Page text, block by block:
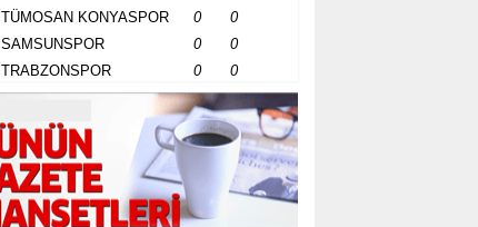
TÜMOSAN KONYASPOR 0
0
SAMSUNSPOR 0
0
TRABZONSPOR 0 0